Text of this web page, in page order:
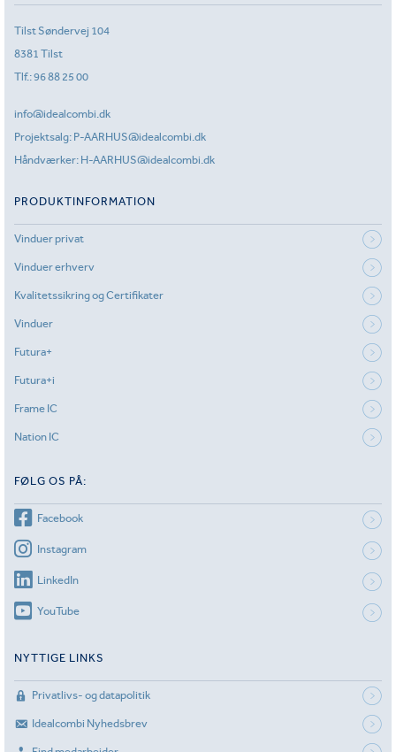
Tilst Søndervej 104
8381 Tilst
Tlf.:96 88 25 00
info@idealcombi.dk
Projektsalg: P-AARHUS@idealcombi.dk
Håndværker: H-AARHUS@idealcombi.dk
PRODUKTINFORMATION
Vinduer privat
Vinduer erhverv
Kvalitetssikring og Certifikater
Vinduer
Futura+
Futura+i
Frame IC
Nation IC
FØLG OS PÅ:
Facebook
Instagram
LinkedIn
YouTube
NYTTIGE LINKS
Privatlivs- og datapolitik
Idealcombi Nyhedsbrev